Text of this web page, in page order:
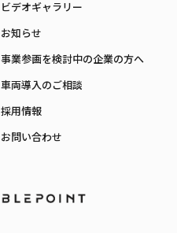
ビデオギャラリー
お知らせ
事業参画を検討中の企業の方へ
車両導入のご相談
採用情報
お問い合わせ